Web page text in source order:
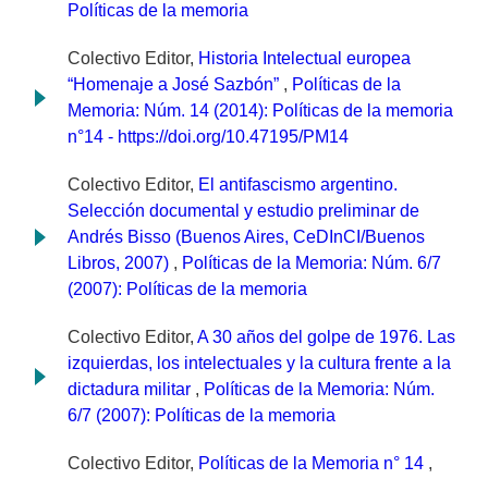
Políticas de la memoria
Colectivo Editor, Historia Intelectual europea
“Homenaje a José Sazbón” , Políticas de la
Memoria: Núm. 14 (2014): Políticas de la memoria
n°14 - https://doi.org/10.47195/PM14
Colectivo Editor, El antifascismo argentino.
Selección documental y estudio preliminar de
Andrés Bisso (Buenos Aires, CeDInCI/Buenos
Libros, 2007) , Políticas de la Memoria: Núm. 6/7
(2007): Políticas de la memoria
Colectivo Editor, A 30 años del golpe de 1976. Las
izquierdas, los intelectuales y la cultura frente a la
dictadura militar , Políticas de la Memoria: Núm.
6/7 (2007): Políticas de la memoria
Colectivo Editor, Políticas de la Memoria n° 14 ,